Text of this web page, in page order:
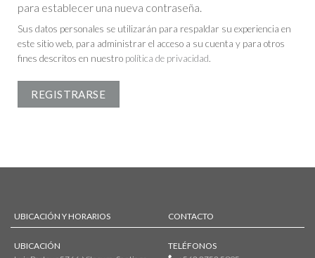
para establecer una nueva contraseña.
Sus datos personales se utilizarán para respaldar su experiencia en
este sitio web, para administrar el acceso a su cuenta y para otros
fines descritos en nuestro política de privacidad.
REGISTRARSE
UBICACIÓN Y HORARIOS
UBICACIÓN
CONTACTO
TELÉFONOS